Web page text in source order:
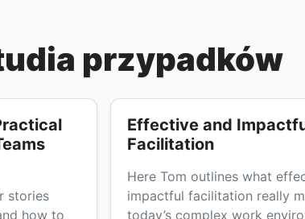
przypadków
stories
how to
Effective and
Facilitation
Here Tom outlines what
impactful facilitation really
today’s complex work